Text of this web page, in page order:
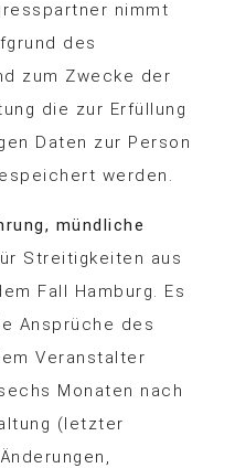
nimmt
des
zum Zwecke der
die zur Erfüllung
Daten zur Person
werden.
mündliche
Streitigkeiten aus
Fall Hamburg. Es
Ansprüche des
Veranstalter
Monaten nach
(letzter